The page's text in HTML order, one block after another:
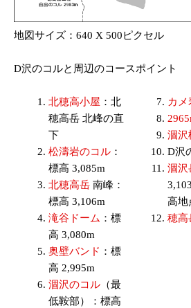
地図サイズ：640 X 500ピクセル
D沢のコルと周辺のコースポイント
北穂高小屋 ：北
穂高岳 北峰の直
下
松濤岩のコル ：
標高 3,085m
北穂高岳 南峰：
標高 3,106m
滝谷ドーム ：標
高 3,080m
奥壁バンド ：標
高 2,995m
涸沢のコル （最
低鞍部）：標高
カメ
涸沢
D沢
涸沢
高地
穂高